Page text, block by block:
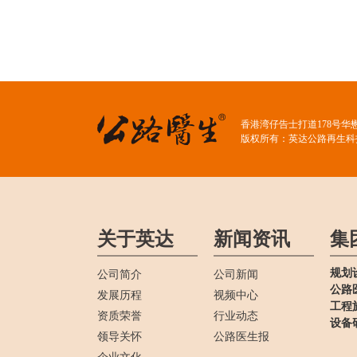
香港湾仔告士打道178号华
版权所有：英达公路再生
关于英达
公司简介
发展历程
资质荣誉
领导关怀
新闻资讯
公司新闻
视频中心
行业动态
公路医生报
集
规划
公路
工程
设备